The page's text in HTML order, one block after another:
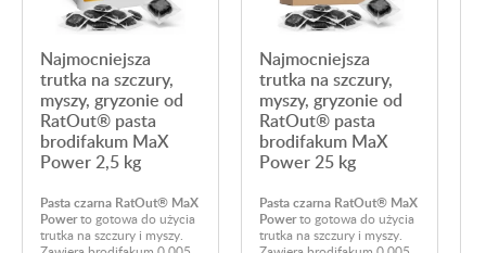
Najmocniejsza
trutka na szczury,
myszy, gryzonie od
RatOut® pasta
brodifakum MaX
Power 2,5 kg
Pasta czarna RatOut® MaX
Powerto gotowa do użycia
trutka na szczury i myszy.
Najmocniejsza
trutka na szczury,
myszy, gryzonie od
RatOut® pasta
brodifakum MaX
Power 25 kg
Pasta czarna RatOut® MaX
Powerto gotowa do użycia
trutka na szczury i myszy.